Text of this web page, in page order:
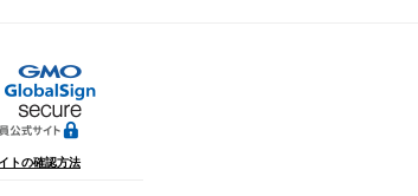
トの確認方法